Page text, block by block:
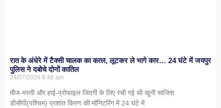
रात के अंधेरे में टैक्सी चालक का कत्ल, लूटकर ले भागे कार… 24 घंटे में जयपुर
पुलिस ने दबोचे दोनों कातिल
24/07/2026 8:48 am
मौज-मस्ती और हाई-प्रोफाइल जिंदगी के लिए रची गई थी खूनी साजिश
डीसीपी(पश्चिम) प्रशांत किरण की मॉनिटरिंग में 24 घंटे में